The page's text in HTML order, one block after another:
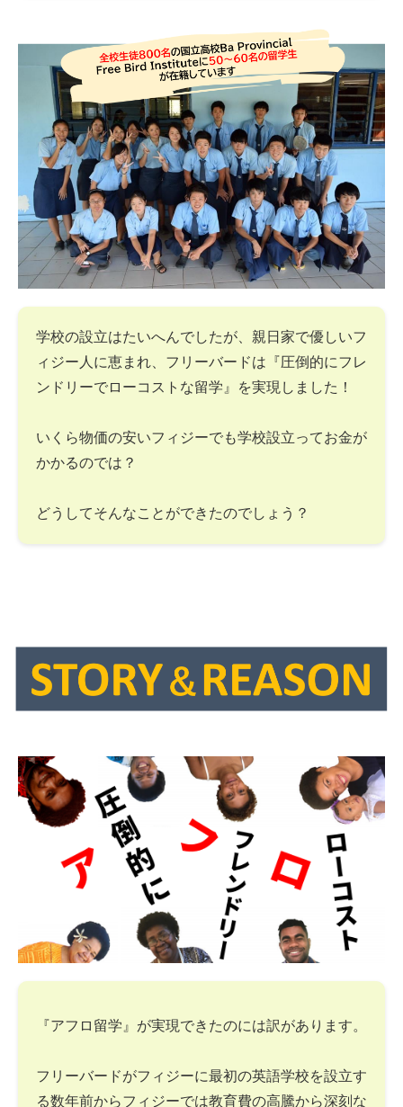
学校の設立はたいへんでしたが、親日家で優しいフ
ィジー人に恵まれ、フリーバードは『圧倒的にフレ
ンドリーでローコストな留学』を実現しました！
いくら物価の安いフィジーでも学校設立ってお金が
かかるのでは？
どうしてそんなことができたのでしょう？
『アフロ留学』が実現できたのには訳があります。
フリーバードがフィジーに最初の英語学校を設立す
る数年前からフィジーでは教育費の高騰から深刻な